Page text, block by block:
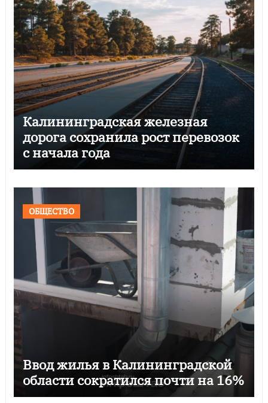
Калининградская железная
дорога сохранила рост перевозок
с начала года
ОБЩЕСТВО
Ввод жилья в Калининградской
области сократился почти на 16%